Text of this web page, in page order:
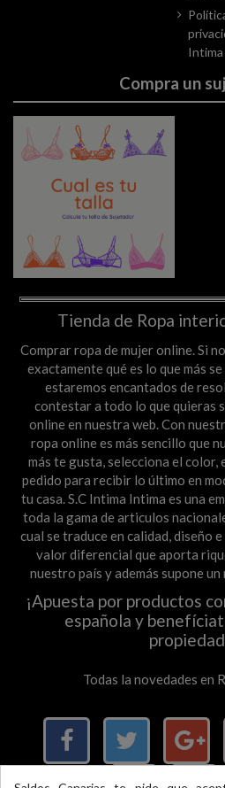
Compra un
Tienda de Ropa
Comprar ropa de mujer online. Si
exactamente qué es lo que más
estaremos encantados de
contestar a todo lo que quieras
online en nuestra web. Con
ropa online es más sencillo que
más te gusta, selecciona el
pedido para recibir lo último en
tu casa. S.C Intima Intima es una
toda la gama de articulos
cual se traduce en calidad, diseño
valor diferencial que aporta
nuestro país y además supone
¡Apuesta por productos
española y
Todas la novedades en